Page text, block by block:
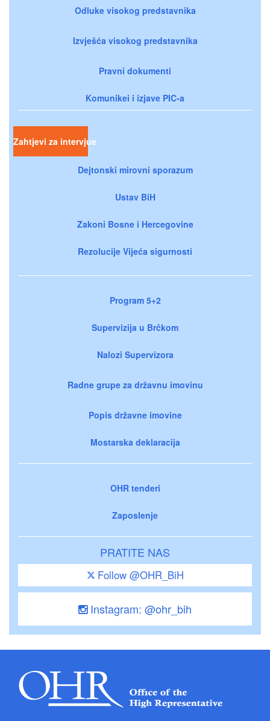
Odluke visokog predstavnika
Izvješća visokog predstavnika
Pravni dokumenti
Komunikei i izjave PIC-a
Zahtjevi za intervjue
Dejtonski mirovni sporazum
Ustav BiH
Zakoni Bosne i Hercegovine
Rezolucije Vijeća sigurnosti
Program 5+2
Supervizija u Brčkom
Nalozi Supervizora
Radne grupe za državnu imovinu
Popis državne imovine
Mostarska deklaracija
OHR tenderi
Zaposlenje
PRATITE NAS
Follow @OHR_BiH
Instagram: @ohr_bih